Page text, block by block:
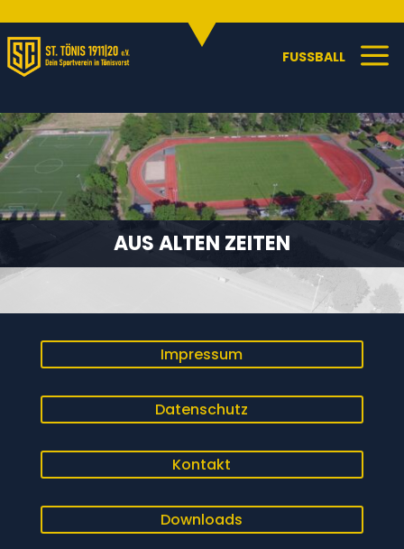
C
FUSSBALL a
AUS ALTEN ZEITEN
Impressum
Datenschutz
Kontakt
Downloads